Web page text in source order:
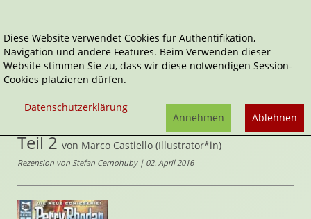
Home
Comics
Die Kartografen der Unendlichkeit, Teil 2
Perry Rhodan
Die Kartografen der Unendlichkeit,
Teil 2 von Marco Castiello (Illustrator*in)
Rezension von Stefan Cernohuby | 02. April 2016
Diese Website verwendet Cookies für Authentifikation,
Navigation und andere Features. Beim Verwenden dieser
Website stimmen Sie zu, dass wir diese notwendigen Session-
Cookies platzieren dürfen.
Datenschutzerklärung
Ablehnen
Annehmen